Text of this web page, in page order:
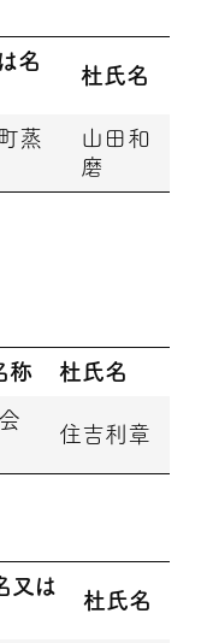
名
杜氏名
蒸
山田和
磨
称 杜氏名
住吉利章
又は
杜氏名